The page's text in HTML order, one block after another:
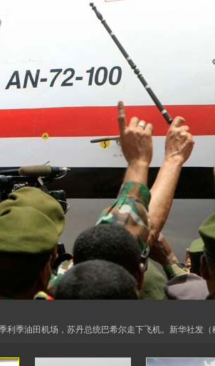
利季油田机场，苏丹总统巴希尔走下飞机。新华社发（